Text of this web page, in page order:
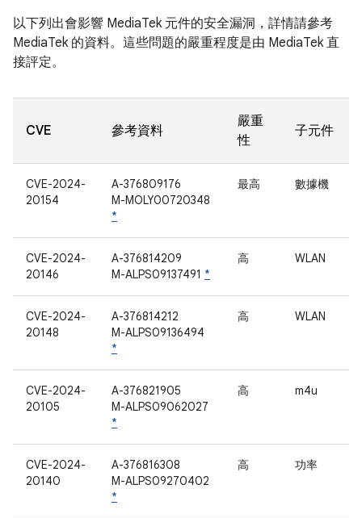
以下列出會影響 MediaTek 元件的安全漏洞，詳情請參考
MediaTek 的資料。這些問題的嚴重程度是由 MediaTek 直
接評定。
CVE 參考資料
嚴重
性
子元件
CVE-2024-
20154
A-376809176
M-MOLY00720348
*
最高 數據機
CVE-2024-
20146
A-376814209
M-ALPS09137491 *
高 WLAN
CVE-2024-
20148
A-376814212
M-ALPS09136494
*
高 WLAN
CVE-2024-
20105
A-376821905
M-ALPS09062027
*
高 m4u
CVE-2024-
20140
A-376816308
M-ALPS09270402
*
高 功率